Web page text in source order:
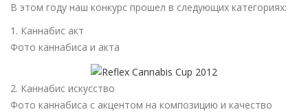
В этом году наш конкурс прошел в следующих категориях:
1. Каннабис акт
Фото каннабиса и акта
2. Каннабис искусство
Фото каннабиса с акцентом на композицию и качество